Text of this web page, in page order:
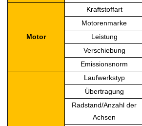
Motor
Kraftstoffart
Motorenmarke
Leistung
Verschiebung
Emissionsnorm
Laufwerkstyp
Übertragung
Radstand/Anzahl der
Achsen